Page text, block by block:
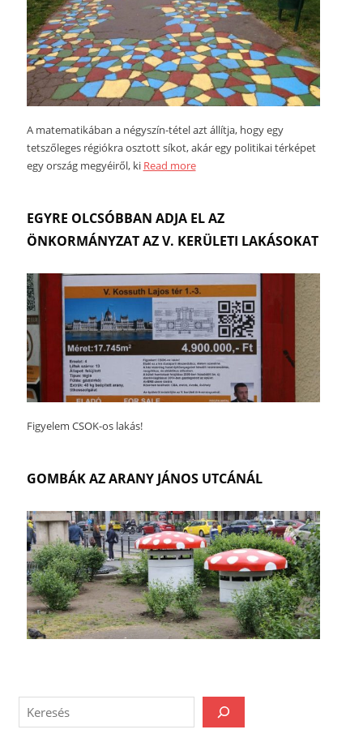
A matematikában a négyszín-tétel azt állítja, hogy egy
tetszőleges régiókra osztott síkot, akár egy politikai térképet
egy ország megyéiről, ki Read more
EGYRE OLCSÓBBAN ADJA EL AZ
ÖNKORMÁNYZAT AZ V. KERÜLETI LAKÁSOKAT
Figyelem CSOK-os lakás!
GOMBÁK AZ ARANY JÁNOS UTCÁNÁL